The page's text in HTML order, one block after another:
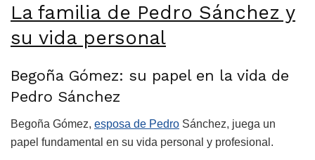
La familia de Pedro Sánchez y
su vida personal
Begoña Gómez: su papel en la vida de
Pedro Sánchez
Begoña Gómez, esposa de Pedro Sánchez, juega un
papel fundamental en su vida personal y profesional.